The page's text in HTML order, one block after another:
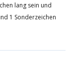
lang sein und
1 Sonderzeichen